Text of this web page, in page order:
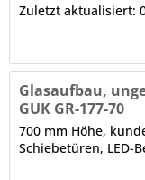
Zuletzt aktualisiert:
Glasaufbau,
GUK GR-177-70
700 mm Höhe,
Schiebetüren, LED-